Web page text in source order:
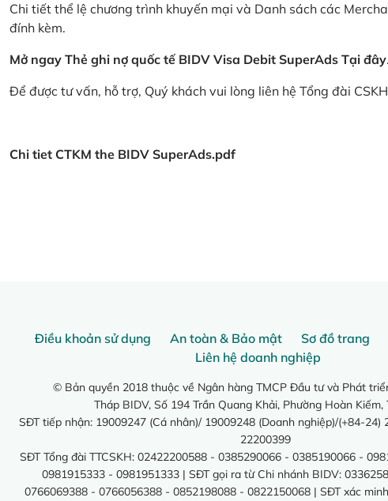
Chi tiết thể lệ chương trình khuyến mại và Danh sách các
đính kèm.
Mở ngay Thẻ ghi nợ quốc tế BIDV Visa Debit SuperAds Tại đây.
Để được tư vấn, hỗ trợ, Quý khách vui lòng liên hệ Tổng đài
Chi tiet CTKM the BIDV SuperAds.pdf
Điều khoản sử dụng An toàn & Bảo mật Sơ đồ trang
Liên hệ doanh nghiệp
© Bản quyền 2018 thuộc về Ngân hàng TMCP Đầu tư và Phát
Tháp BIDV, Số 194 Trần Quang Khải, Phường Hoàn Kiếm,
SĐT tiếp nhận: 19009247 (Cá nhân)/ 19009248 (Doanh nghiệp)/(+84-24)
22200399
SĐT Tổng đài TTCSKH: 02422200588 - 0385290066 - 0385190066 -
0981915333 - 0981951333 | SĐT gọi ra từ Chi nhánh BIDV:
0766069388 - 0766056388 - 0852198088 - 0822150068 | SĐT xác